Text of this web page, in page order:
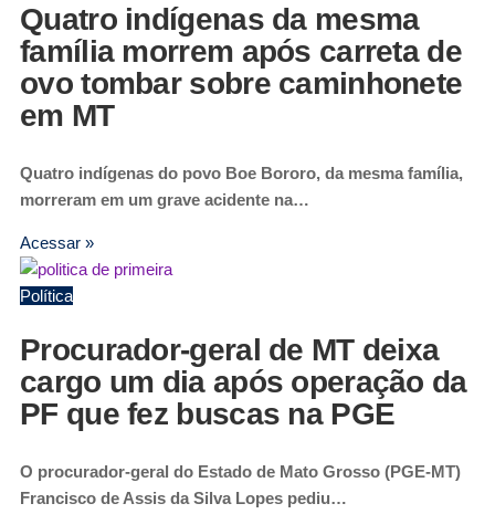
Quatro indígenas da mesma
família morrem após carreta de
ovo tombar sobre caminhonete
em MT
Quatro indígenas do povo Boe Bororo, da mesma família,
morreram em um grave acidente na…
Acessar »
Política
Procurador-geral de MT deixa
cargo um dia após operação da
PF que fez buscas na PGE
O procurador-geral do Estado de Mato Grosso (PGE-MT)
Francisco de Assis da Silva Lopes pediu…